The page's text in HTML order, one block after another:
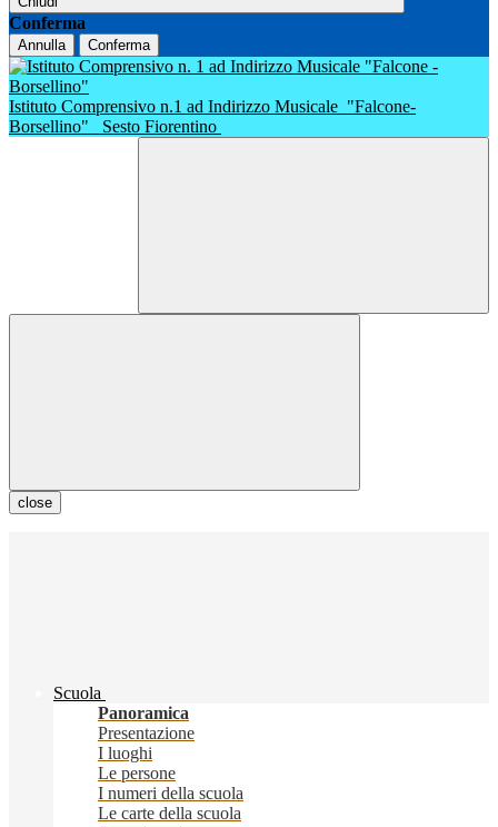
Conferma
Annulla Conferma
Istituto Comprensivo n.1 ad Indirizzo Musicale "Falcone-
Borsellino"
Sesto Fiorentino
close
Scuola
Panoramica
Presentazione
I luoghi
Le persone
I numeri della scuola
Le carte della scuola